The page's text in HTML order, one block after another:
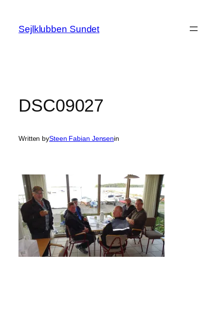
indhold
Sejlklubben Sundet
DSC09027
Written bySteen Fabian Jensenin